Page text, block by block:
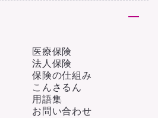
医療保険
法人保険
保険の仕組み
こんさるん
用語集
お問い合わせ